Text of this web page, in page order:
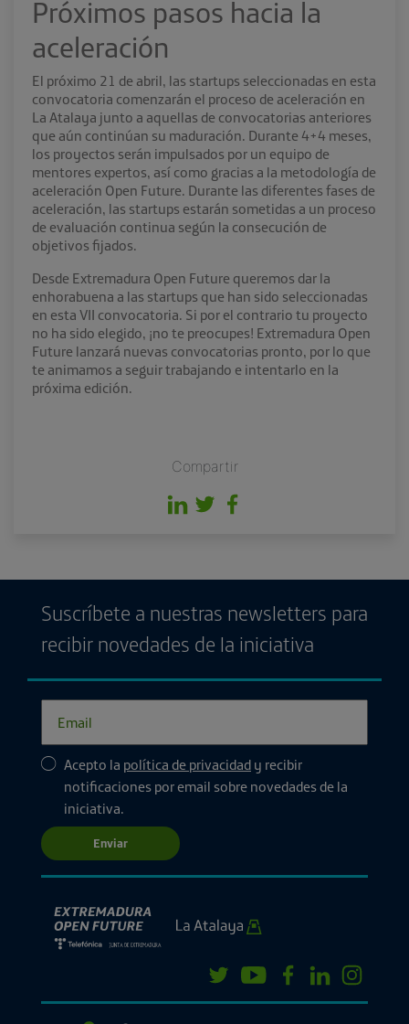
Próximos pasos hacia la
aceleración
El próximo 21 de abril, las startups seleccionadas en esta
convocatoria comenzarán el proceso de aceleración en
La Atalaya junto a aquellas de convocatorias anteriores
que aún continúan su maduración. Durante 4+4 meses,
los proyectos serán impulsados por un equipo de
mentores expertos, así como gracias a la metodología de
aceleración Open Future. Durante las diferentes fases de
aceleración, las startups estarán sometidas a un proceso
de evaluación continua según la consecución de
objetivos fijados.
Desde Extremadura Open Future queremos dar la
enhorabuena a las startups que han sido seleccionadas
en esta VII convocatoria. Si por el contrario tu proyecto
no ha sido elegido, ¡no te preocupes! Extremadura Open
Future lanzará nuevas convocatorias pronto, por lo que
te animamos a seguir trabajando e intentarlo en la
próxima edición.
Compartir
Suscríbete a nuestras newsletters para
recibir novedades de la iniciativa
Acepto la política de privacidad y recibir
notificaciones por email sobre novedades de la
iniciativa.
Enviar